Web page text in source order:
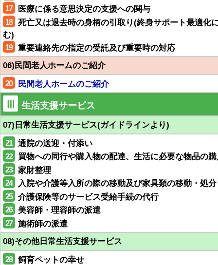
17 医療に係る意思決定の支援への関与
18
死亡又は退去時の身柄の引取り(終身サポート最適化
む)
19
重要連絡先の指定の受託及び重要時の対応
06)民間老人ホームのご紹介
20 民間老人ホームのご紹介
生活支援サービス
07)日常生活支援サービス(ガイドラインより)
21 通院の送迎・付添い
22 買物への同行や購入物の配達、生活に必要な物品の
23 家財整理
24 入院や介護等入所の際の移動及び家具類の移動・処分
25 介護保険等のサービス受給手続の代行
26 美容師・理容師の派遣
27
施術師の派遣
08)その他日常生活支援サービス
28 飼育ペットの幸せ